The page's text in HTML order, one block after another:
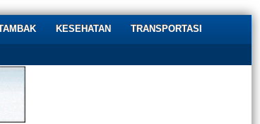
KESEHATAN TRANSPORTASI